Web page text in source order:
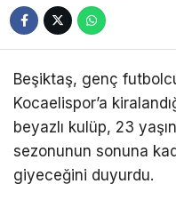
Beşiktaş, genç
Kocaelispor’a
beyazlı kulüp, 23
sezonunun sonuna
giyeceğini duyurdu.